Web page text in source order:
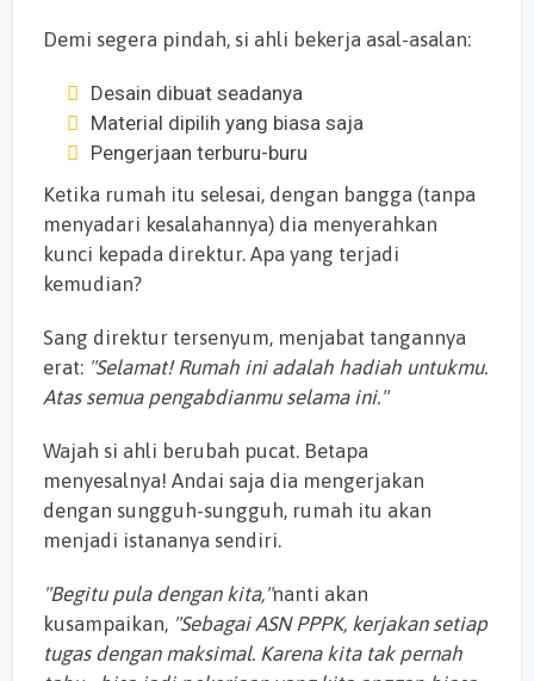
Demi segera pindah, si ahli bekerja asal-asalan:
Desain dibuat seadanya
Material dipilih yang biasa saja
Pengerjaan terburu-buru
Ketika rumah itu selesai, dengan bangga (tanpa
menyadari kesalahannya) dia menyerahkan
kunci kepada direktur. Apa yang terjadi
kemudian?
Sang direktur tersenyum, menjabat tangannya
erat: "Selamat! Rumah ini adalah hadiah untukmu.
Atas semua pengabdianmu selama ini."
Wajah si ahli berubah pucat. Betapa
menyesalnya! Andai saja dia mengerjakan
dengan sungguh-sungguh, rumah itu akan
menjadi istananya sendiri.
"Begitu pula dengan kita,"nanti akan
kusampaikan, "Sebagai ASN PPPK, kerjakan setiap
tugas dengan maksimal. Karena kita tak pernah